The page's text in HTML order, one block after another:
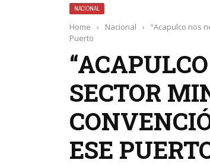
NACIONAL
Home › Nacional ›
“Acapulco nos
Puerto
SECTOR
ESE